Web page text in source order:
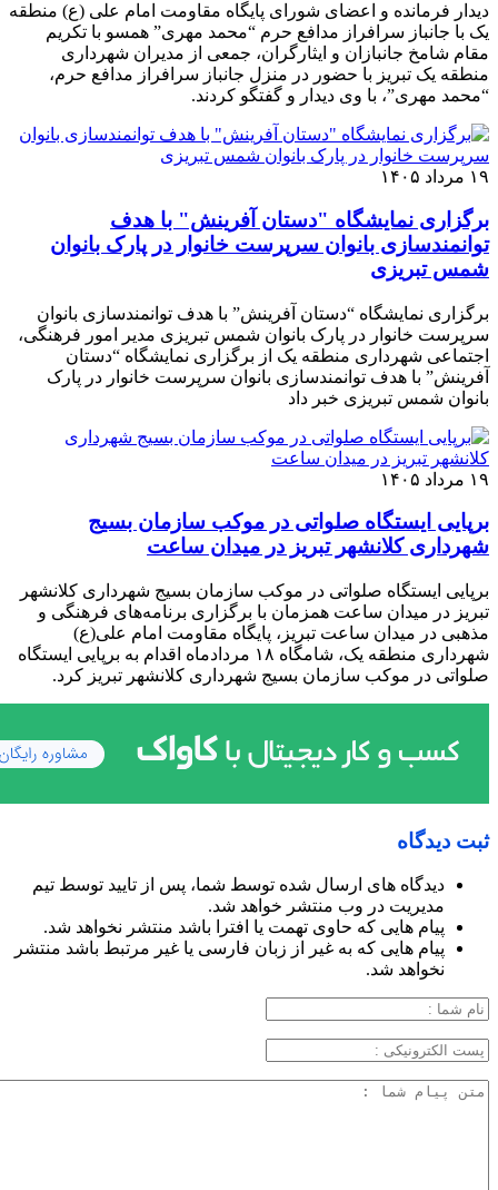
دیدار فرمانده و اعضای شورای پایگاه مقاومت امام علی (ع) منطقه
یک با جانباز سرافراز مدافع حرم “محمد مهری” همسو با تکریم
مقام شامخ جانبازان و ایثارگران، جمعی از مدیران شهرداری
منطقه یک تبریز با حضور در منزل جانباز سرافراز مدافع حرم،
“محمد مهری”، با وی دیدار و گفتگو کردند.
۱۹ مرداد ۱۴۰۵
برگزاری نمایشگاه "دستان آفرینش" با هدف
توانمندسازی بانوان سرپرست خانوار در پارک بانوان
شمس تبریزی
برگزاری نمایشگاه “دستان آفرینش” با هدف توانمندسازی بانوان
سرپرست خانوار در پارک بانوان شمس تبریزی مدیر امور فرهنگی،
اجتماعی شهرداری منطقه یک از برگزاری نمایشگاه “دستان
آفرینش” با هدف توانمندسازی بانوان سرپرست خانوار در پارک
بانوان شمس تبریزی خبر داد
۱۹ مرداد ۱۴۰۵
برپایی ایستگاه صلواتی در موکب سازمان بسیج
شهرداری کلانشهر تبریز در میدان ساعت
برپایی ایستگاه صلواتی در موکب سازمان بسیج شهرداری کلانشهر
تبریز در میدان ساعت همزمان با برگزاری برنامه‌های فرهنگی و
مذهبی در میدان ساعت تبریز، پایگاه مقاومت امام علی(ع)
شهرداری منطقه یک، شامگاه ۱۸ مردادماه اقدام به برپایی ایستگاه
صلواتی در موکب سازمان بسیج شهرداری کلانشهر تبریز کرد.
ثبت دیدگاه
دیدگاه های ارسال شده توسط شما، پس از تایید توسط تیم
مدیریت در وب منتشر خواهد شد.
پیام هایی که حاوی تهمت یا افترا باشد منتشر نخواهد شد.
پیام هایی که به غیر از زبان فارسی یا غیر مرتبط باشد منتشر
نخواهد شد.